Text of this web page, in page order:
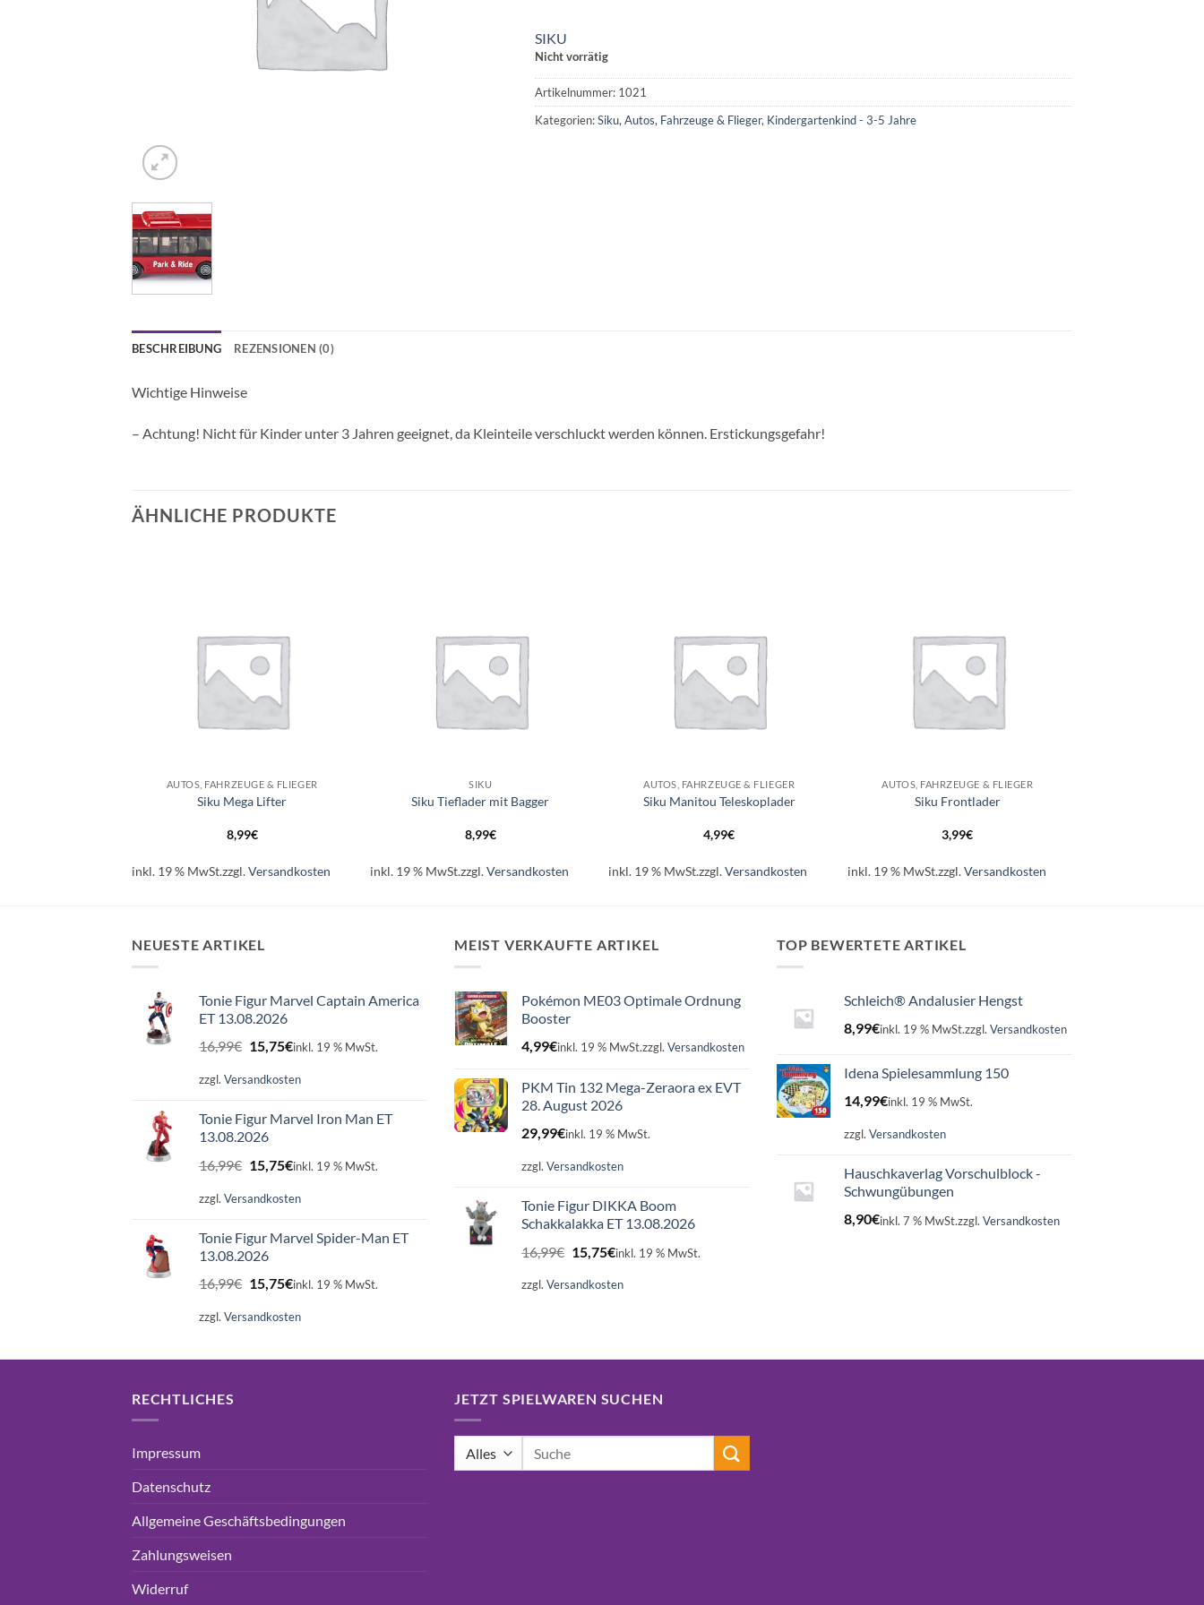
SIKU
Nicht vorrätig
Artikelnummer: 1021
Kategorien:Siku, Autos, Fahrzeuge & Flieger, Kindergartenkind - 3-5 Jahre
BESCHREIBUNG REZENSIONEN (0)
Wichtige Hinweise
– Achtung! Nicht für Kinder unter 3 Jahren geeignet, da Kleinteile verschluckt werden können. Erstickungsgefahr!
ÄHNLICHE PRODUKTE
AUTOS, FAHRZEUGE & FLIEGER
Siku Mega Lifter
8,99€
inkl. 19 % MwSt.zzgl.Versandkosten
SIKU
Siku Tieflader mit Bagger
8,99€
inkl. 19 % MwSt.zzgl.Versandkosten
AUTOS, FAHRZEUGE & FLIEGER
Siku Manitou Teleskoplader
4,99€
inkl. 19 % MwSt.zzgl.Versandkosten
AUTOS, FAHRZEUGE & FLIEGER
Siku Frontlader
3,99€
inkl. 19 % MwSt.zzgl.Versandkosten
NEUESTE ARTIKEL
Tonie Figur Marvel Captain America
ET 13.08.2026
16,99€ Ursprünglicher
Preis
war:
15,75€Aktueller
ist:
inkl. 19 % MwSt.
zzgl. Versandkosten
Tonie Figur Marvel Iron Man ET
13.08.2026
16,99€ Ursprünglicher
Preis
war:
15,75€Aktueller
ist:
inkl. 19 % MwSt.
zzgl. Versandkosten
Tonie Figur Marvel Spider-Man ET
13.08.2026
16,99€ Ursprünglicher
Preis
war:
15,75€Aktueller
ist:
inkl. 19 % MwSt.
zzgl. Versandkosten
MEIST VERKAUFTE ARTIKEL
Pokémon ME03 Optimale Ordnung
Booster
4,99€inkl. 19 % MwSt.zzgl. Versandkosten
PKM Tin 132 Mega-Zeraora ex EVT
28. August 2026
29,99€inkl. 19 % MwSt.
zzgl. Versandkosten
Tonie Figur DIKKA Boom
Schakkalakka ET 13.08.2026
16,99€ Ursprünglicher
Preis
war:
15,75€Aktueller
ist:
inkl. 19 % MwSt.
zzgl. Versandkosten
TOP BEWERTETE ARTIKEL
Schleich® Andalusier Hengst
8,99€inkl. 19 % MwSt.zzgl. Versandkosten
Idena Spielesammlung 150
14,99€inkl. 19 % MwSt.
zzgl. Versandkosten
Hauschkaverlag Vorschulblock -
Schwungübungen
8,90€inkl. 7 % MwSt.zzgl. Versandkosten
RECHTLICHES
Impressum
Datenschutz
Allgemeine Geschäftsbedingungen
Zahlungsweisen
Widerruf
JETZT SPIELWAREN SUCHEN